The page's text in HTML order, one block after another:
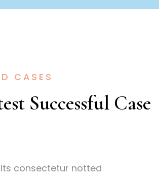
CASES
Successful Case
consectetur notted